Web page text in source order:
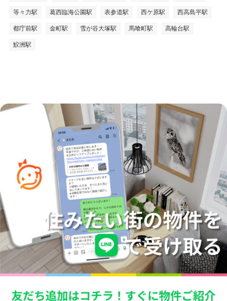
等々力駅 葛西臨海公園駅 表参道駅 西ケ原駅 西高島平駅
都庁前駅 金町駅 雪が谷大塚駅 馬喰町駅 高輪台駅
鮫洲駅